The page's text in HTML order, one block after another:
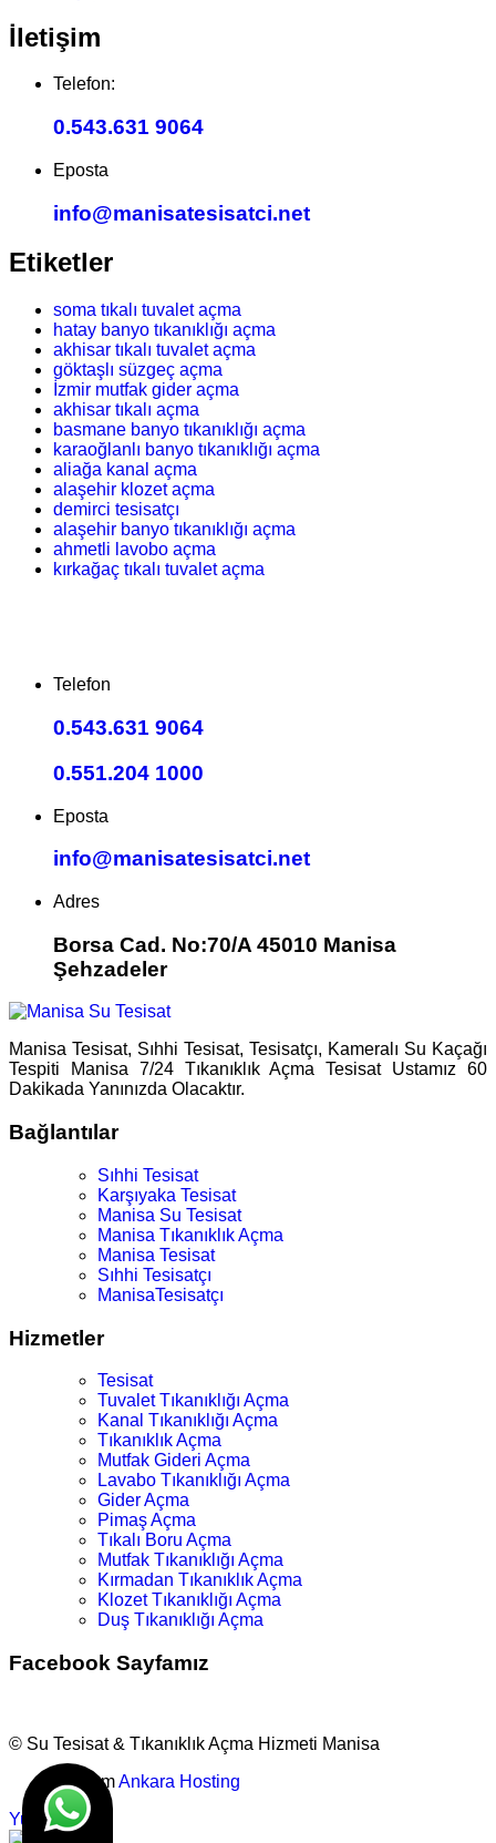
İletişim
Telefon:
0.543.631 9064
Eposta
info@manisatesisatci.net
Etiketler
soma tıkalı tuvalet açma
hatay banyo tıkanıklığı açma
akhisar tıkalı tuvalet açma
göktaşlı süzgeç açma
İzmir mutfak gider açma
akhisar tıkalı açma
basmane banyo tıkanıklığı açma
karaoğlanlı banyo tıkanıklığı açma
aliağa kanal açma
alaşehir klozet açma
demirci tesisatçı
alaşehir banyo tıkanıklığı açma
ahmetli lavobo açma
kırkağaç tıkalı tuvalet açma
Telefon
0.543.631 9064
0.551.204 1000
Eposta
info@manisatesisatci.net
Adres
Borsa Cad. No:70/A 45010 Manisa
Şehzadeler
Manisa Tesisat, Sıhhi Tesisat, Tesisatçı, Kameralı Su Kaçağı
Tespiti Manisa 7/24 Tıkanıklık Açma Tesisat Ustamız 60
Dakikada Yanınızda Olacaktır.
Bağlantılar
Sıhhi Tesisat
Karşıyaka Tesisat
Manisa Su Tesisat
Manisa Tıkanıklık Açma
Manisa Tesisat
Sıhhi Tesisatçı
ManisaTesisatçı
Hizmetler
Tesisat
Tuvalet Tıkanıklığı Açma
Kanal Tıkanıklığı Açma
Tıkanıklık Açma
Mutfak Gideri Açma
Lavabo Tıkanıklığı Açma
Gider Açma
Pimaş Açma
Tıkalı Boru Açma
Mutfak Tıkanıklığı Açma
Kırmadan Tıkanıklık Açma
Klozet Tıkanıklığı Açma
Duş Tıkanıklığı Açma
Facebook Sayfamız
© Su Tesisat & Tıkanıklık Açma Hizmeti Manisa
TasarımAnkara Hosting
Yukarı